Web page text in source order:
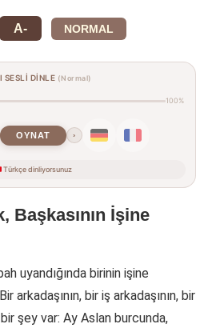
A- NORMAL
SESLİ DİNLE (Normal)
100%
OYNAT ›
Türkçe dinliyorsunuz
Başkasının İşine
uyandığında birinin işine
arkadaşının, bir iş arkadaşının, bir
şey var: Ay Aslan burcunda,